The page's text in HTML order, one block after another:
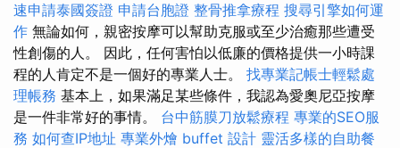
速申請泰國簽證 申請台胞證 整骨推拿療程 搜尋引擎如何運
作 無論如何，親密按摩可以幫助克服或至少治癒那些遭受
性創傷的人。 因此，任何害怕以低廉的價格提供一小時課
程的人肯定不是一個好的專業人士。 找專業記帳士輕鬆處
理帳務 基本上，如果滿足某些條件，我認為愛奧尼亞按摩
是一件非常好的事情。 台中筋膜刀放鬆療程 專業的SEO服
務 如何查IP地址 專業外燴 buffet 設計 靈活多樣的自助餐